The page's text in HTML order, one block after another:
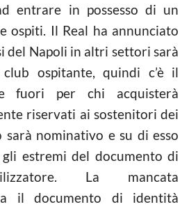
entrare in possesso di un
ospiti. Il Real ha annunciato
del Napoli in altri settori sarà
ospitante, quindi c’è il
fuori per chi acquisterà
riservati ai sostenitori dei
nominativo e su di esso
estremi del documento di
La mancata
il documento di identità